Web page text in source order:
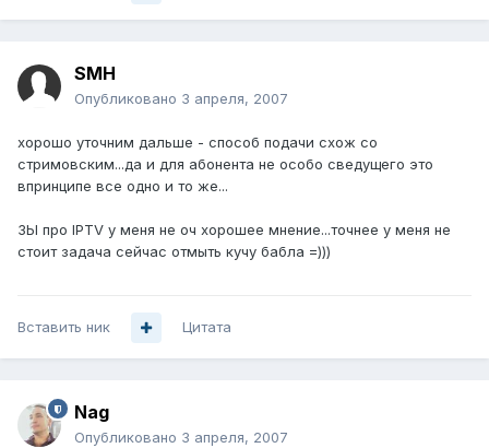
SMH
Опубликовано 3 апреля, 2007
хорошо уточним дальше - способ подачи схож со
стримовским...да и для абонента не особо сведущего это
впринципе все одно и то же...
ЗЫ про IPTV у меня не оч хорошее мнение...точнее у меня не
стоит задача сейчас отмыть кучу бабла =)))
Вставить ник Цитата
Nag
Опубликовано 3 апреля, 2007